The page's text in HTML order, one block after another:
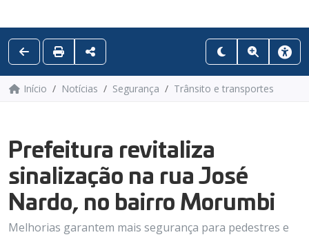
Início Notícias Segurança Trânsito e transportes
Prefeitura revitaliza
sinalização na rua José
Nardo, no bairro Morumbi
Melhorias garantem mais segurança para pedestres e